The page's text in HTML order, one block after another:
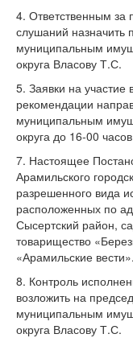
4. Ответственным за
слушаний назначить
муниципальным
округа Власову Т.С.
5. Заявки на
рекомендации
муниципальным
округа до 16-00
7. Настоящее
Арамильского
разрешенного вида
расположенных по
Сысертский район,
товарищество
«Арамильские вести».
8. Контроль
возложить на
муниципальным
округа Власову Т.С.